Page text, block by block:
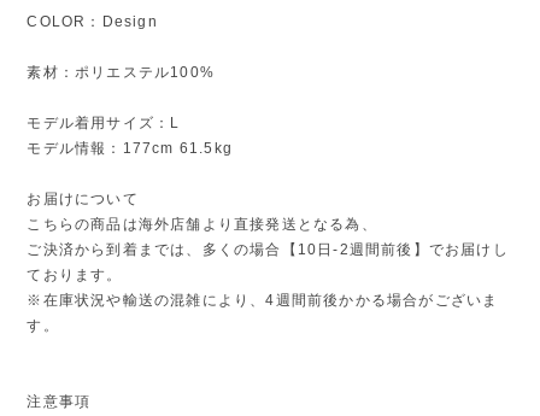
COLOR：Design
素材：ポリエステル100%
モデル着用サイズ：L
モデル情報：177cm 61.5kg
お届けについて
こちらの商品は海外店舗より直接発送となる為、
ご決済から到着までは、多くの場合【10日-2週間前後】でお届けし
ております。
※在庫状況や輸送の混雑により、4週間前後かかる場合がございま
す。
注意事項